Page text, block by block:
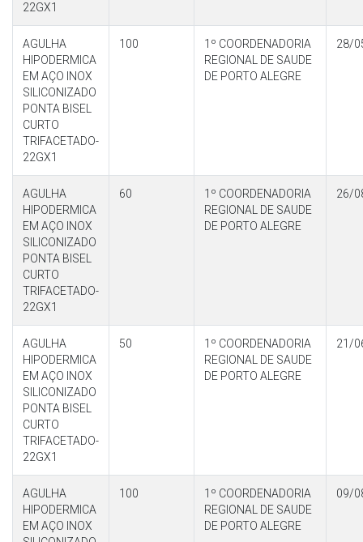
22GX1
AGULHA
HIPODERMICA
EM AÇO INOX
SILICONIZADO
PONTA BISEL
CURTO
TRIFACETADO-
22GX1
100
1º COORDENADORIA
REGIONAL DE SAUDE
DE PORTO ALEGRE
28/
AGULHA
HIPODERMICA
EM AÇO INOX
SILICONIZADO
PONTA BISEL
CURTO
TRIFACETADO-
22GX1
60
1º COORDENADORIA
REGIONAL DE SAUDE
DE PORTO ALEGRE
26/
AGULHA
HIPODERMICA
EM AÇO INOX
SILICONIZADO
PONTA BISEL
CURTO
TRIFACETADO-
22GX1
50
1º COORDENADORIA
REGIONAL DE SAUDE
DE PORTO ALEGRE
21/
AGULHA
HIPODERMICA
EM AÇO INOX
100
1º COORDENADORIA
REGIONAL DE SAUDE
DE PORTO ALEGRE
09/